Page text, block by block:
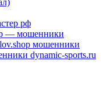
рф
— мошенники
мошенники
dynamic-sports.ru